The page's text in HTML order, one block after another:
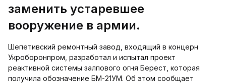
заменить устаревшее
вооружение в армии.
Шепетивский ремонтный завод, входящий в концерн
Укроборонпром, разработал и испытал проект
реактивной системы залпового огня Берест, которая
получила обозначение БМ-21УМ. Об этом сообщает